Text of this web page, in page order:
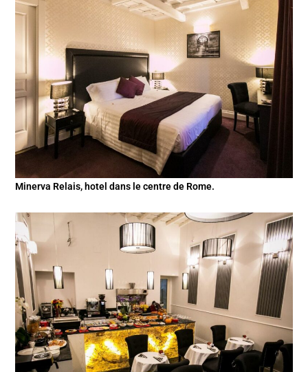
Minerva Relais, hotel dans le centre de Rome.